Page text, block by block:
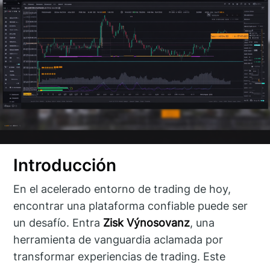
Introducción
En el acelerado entorno de trading de hoy,
encontrar una plataforma confiable puede ser
un desafío. Entra Zisk Výnosovanz, una
herramienta de vanguardia aclamada por
transformar experiencias de trading. Este